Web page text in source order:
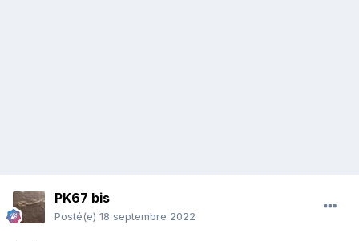
PK67 bis
Posté(e) 18 septembre 2022